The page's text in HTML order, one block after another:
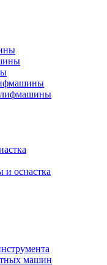
и оснастка
машин